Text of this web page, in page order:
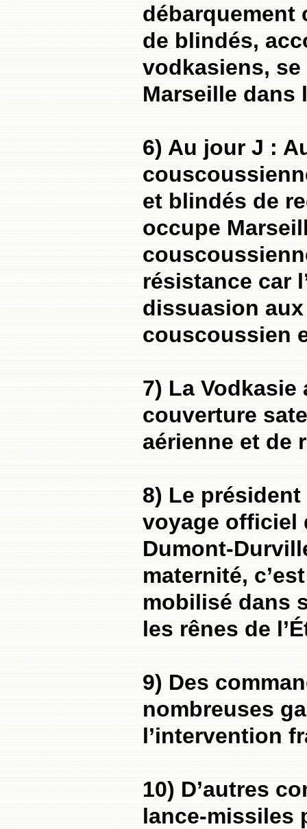
débarquement
de blindés,
vodkasiens,
Marseille dans
6) Au jour J :
et blindés de
occupe
résistance car
dissuasion aux
couscoussien
7) La Vodkasie
couverture
aérienne et de
8) Le
voyage officiel
Dumont-
maternité,
mobilisé dans
les rênes de
9) Des
nombreuses
l’intervention
10) D’autres
lance-missiles